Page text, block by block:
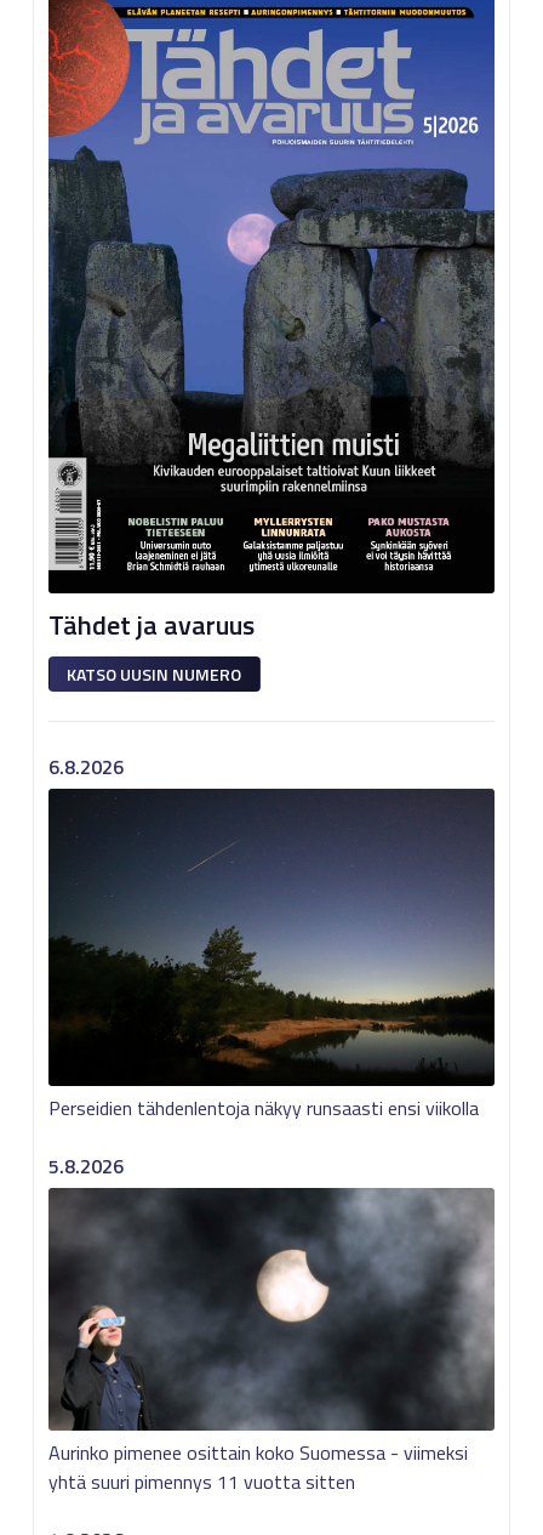
Tähdet ja avaruus
KATSO UUSIN NUMERO
6.8.2026
Perseidien tähdenlentoja näkyy runsaasti ensi viikolla
5.8.2026
Aurinko pimenee osittain koko Suomessa - viimeksi
yhtä suuri pimennys 11 vuotta sitten